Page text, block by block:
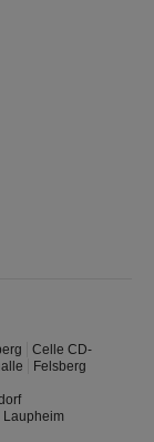
Celle CD-
Felsberg
Laupheim